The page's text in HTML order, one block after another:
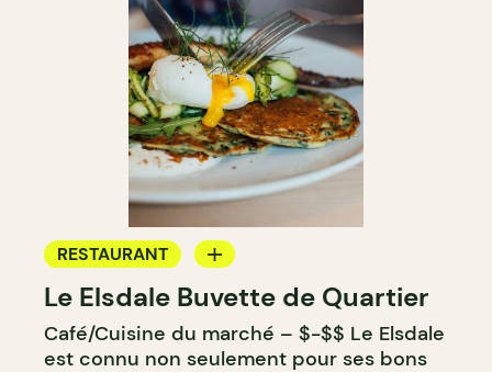
RESTAURANT
CAFÉ
Le Elsdale Buvette de Quartier
Café/Cuisine du marché – $-$$ Le Elsdale
est connu non seulement pour ses bons